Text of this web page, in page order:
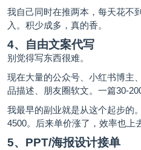
我自己同时在推两本，每天花不
入。积少成多，真的香。
4、自由文案代写
别觉得写东西很难。
现在大量的公众号、小红书博主
品描述、朋友圈软文。一篇30-
我最早的副业就是从这个起步的
4500。后来单价涨了，效率也上
5、PPT/海报设计接单